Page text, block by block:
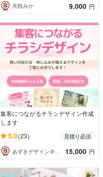
光枝みか
9,000 円
集客につながるチラシデザイン作成
します
5.0(23)
見積り必須
あずきデザイン＠集客サポート
15,000 円